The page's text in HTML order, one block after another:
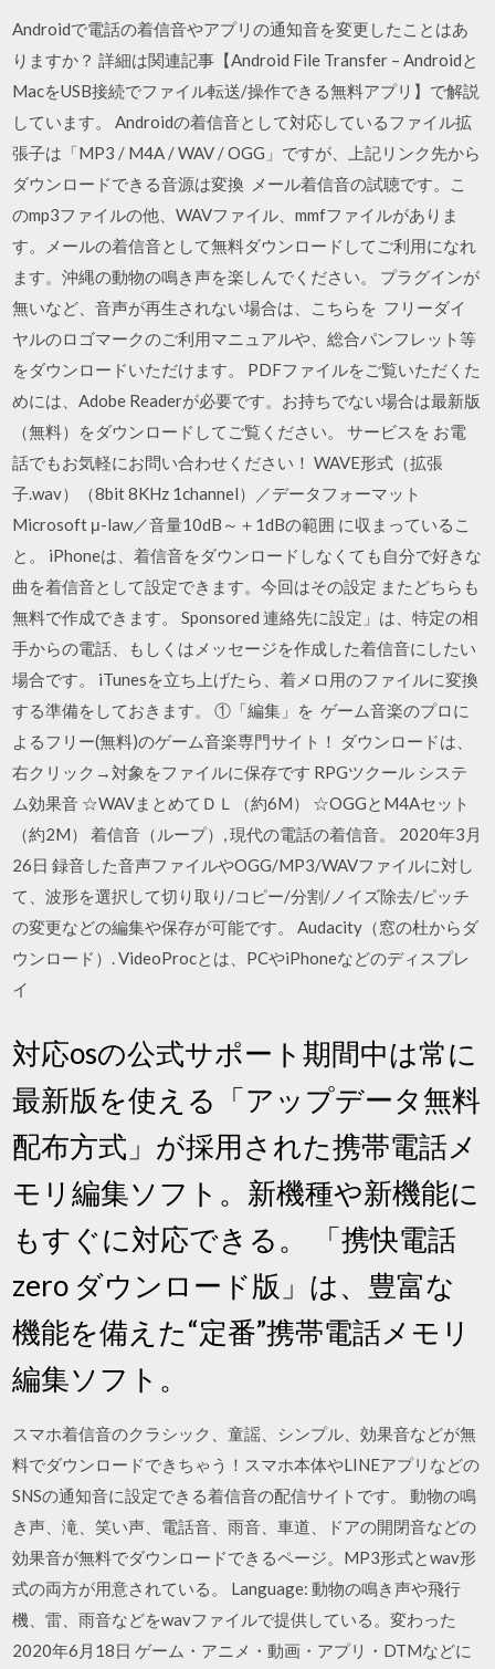
Androidで電話の着信音やアプリの通知音を変更したことはあ
りますか？ 詳細は関連記事【Android File Transfer – Androidと
MacをUSB接続でファイル転送/操作できる無料アプリ】で解説
しています。 Androidの着信音として対応しているファイル拡
張子は「MP3 / M4A / WAV / OGG」ですが、上記リンク先から
ダウンロードできる音源は変換 メール着信音の試聴です。こ
のmp3ファイルの他、WAVファイル、mmfファイルがありま
す。メールの着信音として無料ダウンロードしてご利用になれ
ます。沖縄の動物の鳴き声を楽しんでください。 プラグインが
無いなど、音声が再生されない場合は、こちらを フリーダイ
ヤルのロゴマークのご利用マニュアルや、総合パンフレット等
をダウンロードいただけます。 PDFファイルをご覧いただくた
めには、Adobe Readerが必要です。お持ちでない場合は最新版
（無料）をダウンロードしてご覧ください。 サービスを お電
話でもお気軽にお問い合わせください！ WAVE形式（拡張
子.wav）（8bit 8KHz 1channel）／データフォーマット
Microsoft μ-law／音量10dB～＋1dBの範囲 に収まっているこ
と。 iPhoneは、着信音をダウンロードしなくても自分で好きな
曲を着信音として設定できます。今回はその設定 またどちらも
無料で作成できます。 Sponsored 連絡先に設定」は、特定の相
手からの電話、もしくはメッセージを作成した着信音にしたい
場合です。 iTunesを立ち上げたら、着メロ用のファイルに変換
する準備をしておきます。 ①「編集」を ゲーム音楽のプロに
よるフリー(無料)のゲーム音楽専門サイト！ ダウンロードは、
右クリック→対象をファイルに保存です RPGツクール システ
ム効果音 ☆WAVまとめてＤＬ（約6M） ☆OGGとM4Aセット
（約2M） 着信音（ループ）, 現代の電話の着信音。 2020年3月
26日 録音した音声ファイルやOGG/MP3/WAVファイルに対し
て、波形を選択して切り取り/コピー/分割/ノイズ除去/ピッチ
の変更などの編集や保存が可能です。 Audacity（窓の杜からダ
ウンロード）. VideoProcとは、PCやiPhoneなどのディスプレ
イ
対応osの公式サポート期間中は常に
最新版を使える「アップデータ無料
配布方式」が採用された携帯電話メ
モリ編集ソフト。新機種や新機能に
もすぐに対応できる。 「携快電話
zero ダウンロード版」は、豊富な
機能を備えた“定番”携帯電話メモリ
編集ソフト。
スマホ着信音のクラシック、童謡、シンプル、効果音などが無
料でダウンロードできちゃう！スマホ本体やLINEアプリなどの
SNSの通知音に設定できる着信音の配信サイトです。 動物の鳴
き声、滝、笑い声、電話音、雨音、車道、ドアの開閉音などの
効果音が無料でダウンロードできるページ。MP3形式とwav形
式の両方が用意されている。 Language: 動物の鳴き声や飛行
機、雷、雨音などをwavファイルで提供している。変わった
2020年6月18日 ゲーム・アニメ・動画・アプリ・DTMなどに